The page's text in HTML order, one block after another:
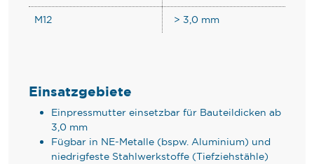
M12 > 3,0 mm
Einsatzgebiete
Einpressmutter einsetzbar für Bauteildicken ab
3,0 mm
Fügbar in NE-Metalle (bspw. Aluminium) und
niedrigfeste Stahlwerkstoffe (Tiefziehstähle)